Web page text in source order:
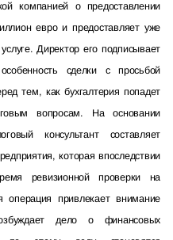
компанией о предоставлении
евро и предоставляет уже
Директор его подписывает
сделки с просьбой
тем, как бухгалтерия попадет
вопросам. На основании
консультант составляет
которая впоследствии
ревизионной проверки на
операция привлекает внимание
дело о финансовых